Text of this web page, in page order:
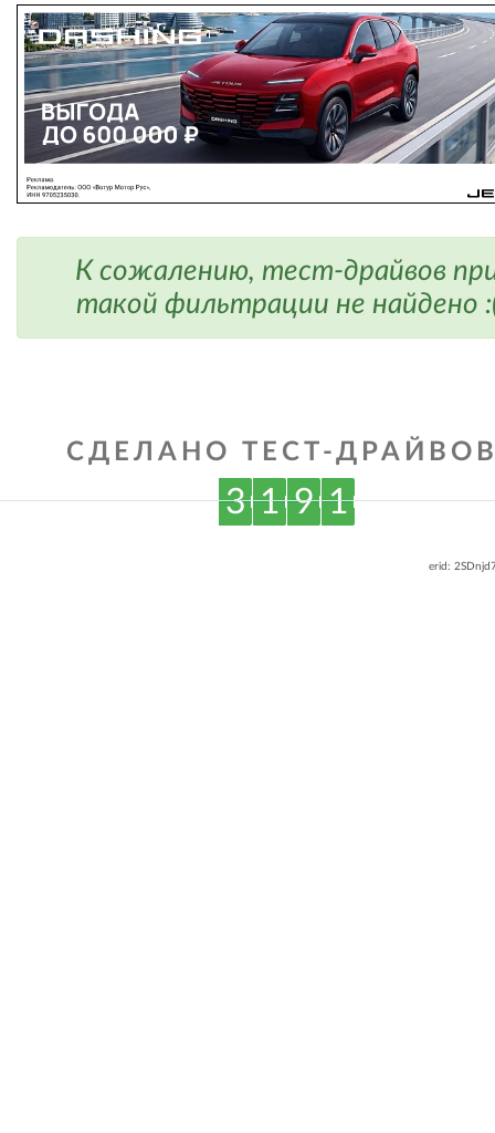
К сожалению, тест-драйвов
такой фильтрации не найдено
СДЕЛАНО ТЕСТ-
3 1 9 1
erid: